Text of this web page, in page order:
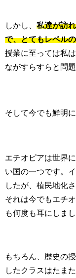
しかし、 私達が訪
で、とてもレベル
授業に至っては私
ながすらすらと問
そして今でも鮮明
エチオピアは世界
い国の一つです。
したが、植民地化
それは今でもエチ
も何度も耳にしまし
もちろん、歴史の
したクラスはたま